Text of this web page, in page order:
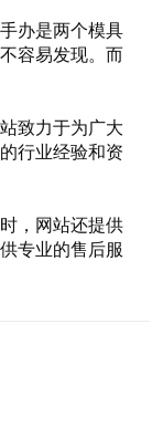
办是两个模具
容易发现。而
致力于为广大
行业经验和资
，网站还提供
专业的售后服